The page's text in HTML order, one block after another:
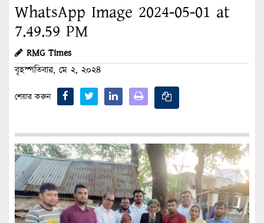
WhatsApp Image 2024-05-01 at
7.49.59 PM
RMG Times
বৃহস্পতিবার, মে ২, ২০২৪
শেয়ার করুন